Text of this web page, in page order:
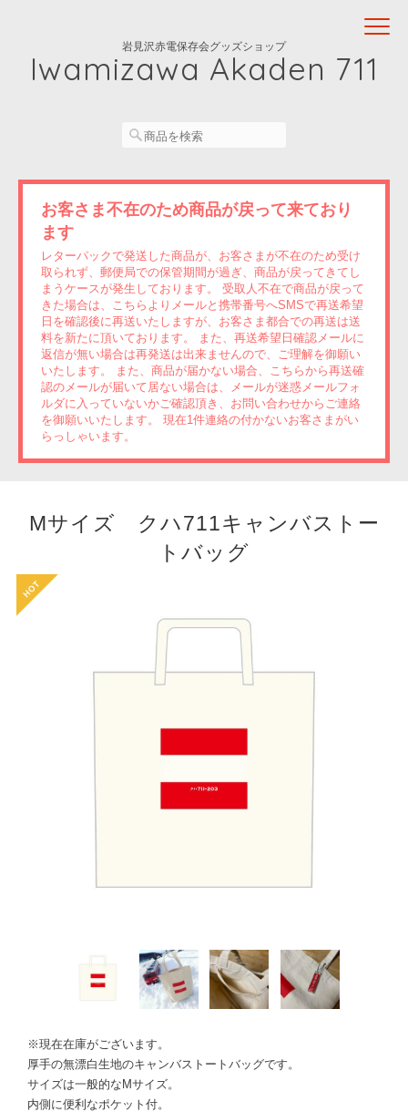
岩見沢赤電保存会グッズショップ
Iwamizawa Akaden 711
お客さま不在のため商品が戻って来ており
ます
レターパックで発送した商品が、お客さまが不在のため受け
取られず、郵便局での保管期間が過ぎ、商品が戻ってきてし
まうケースが発生しております。 受取人不在で商品が戻って
きた場合は、こちらよりメールと携帯番号へSMSで再送希望
日を確認後に再送いたしますが、お客さま都合での再送は送
料を新たに頂いております。 また、再送希望日確認メールに
返信が無い場合は再発送は出来ませんので、ご理解を御願い
いたします。 また、商品が届かない場合、こちらから再送確
認のメールが届いて居ない場合は、メールが迷惑メールフォ
ルダに入っていないかご確認頂き、お問い合わせからご連絡
を御願いいたします。 現在1件連絡の付かないお客さまがい
らっしゃいます。
Mサイズ クハ711キャンバストー
トバッグ
※現在在庫がございます。
厚手の無漂白生地のキャンバストートバッグです。
サイズは一般的なMサイズ。
内側に便利なポケット付。